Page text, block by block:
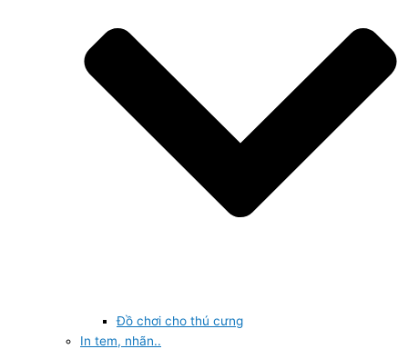
Đồ chơi cho thú cưng
In tem, nhãn..